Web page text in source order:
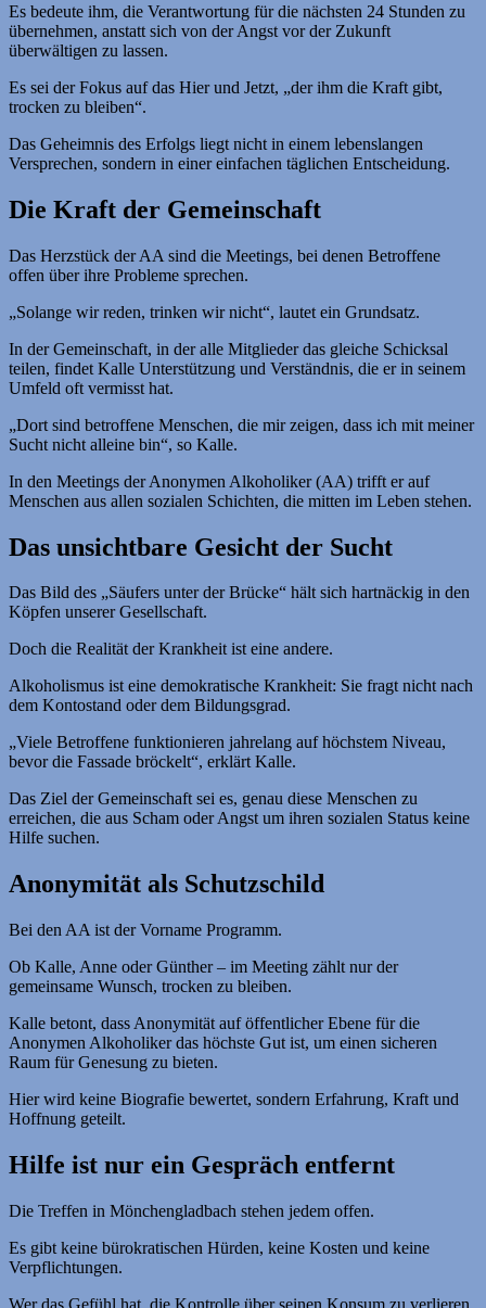
Es bedeute ihm, die Verantwortung für die nächsten 24 Stunden zu
übernehmen, anstatt sich von der Angst vor der Zukunft
überwältigen zu lassen.
Es sei der Fokus auf das Hier und Jetzt, „der ihm die Kraft gibt,
trocken zu bleiben“.
Das Geheimnis des Erfolgs liegt nicht in einem lebenslangen
Versprechen, sondern in einer einfachen täglichen Entscheidung.
Die Kraft der Gemeinschaft
Das Herzstück der AA sind die Meetings, bei denen Betroffene
offen über ihre Probleme sprechen.
„Solange wir reden, trinken wir nicht“, lautet ein Grundsatz.
In der Gemeinschaft, in der alle Mitglieder das gleiche Schicksal
teilen, findet Kalle Unterstützung und Verständnis, die er in seinem
Umfeld oft vermisst hat.
„Dort sind betroffene Menschen, die mir zeigen, dass ich mit meiner
Sucht nicht alleine bin“, so Kalle.
In den Meetings der Anonymen Alkoholiker (AA) trifft er auf
Menschen aus allen sozialen Schichten, die mitten im Leben stehen.
Das unsichtbare Gesicht der Sucht
Das Bild des „Säufers unter der Brücke“ hält sich hartnäckig in den
Köpfen unserer Gesellschaft.
Doch die Realität der Krankheit ist eine andere.
Alkoholismus ist eine demokratische Krankheit: Sie fragt nicht nach
dem Kontostand oder dem Bildungsgrad.
„Viele Betroffene funktionieren jahrelang auf höchstem Niveau,
bevor die Fassade bröckelt“, erklärt Kalle.
Das Ziel der Gemeinschaft sei es, genau diese Menschen zu
erreichen, die aus Scham oder Angst um ihren sozialen Status keine
Hilfe suchen.
Anonymität als Schutzschild
Bei den AA ist der Vorname Programm.
Ob Kalle, Anne oder Günther – im Meeting zählt nur der
gemeinsame Wunsch, trocken zu bleiben.
Kalle betont, dass Anonymität auf öffentlicher Ebene für die
Anonymen Alkoholiker das höchste Gut ist, um einen sicheren
Raum für Genesung zu bieten.
Hier wird keine Biografie bewertet, sondern Erfahrung, Kraft und
Hoffnung geteilt.
Hilfe ist nur ein Gespräch entfernt
Die Treffen in Mönchengladbach stehen jedem offen.
Es gibt keine bürokratischen Hürden, keine Kosten und keine
Verpflichtungen.
Wer das Gefühl hat, die Kontrolle über seinen Konsum zu verlieren,